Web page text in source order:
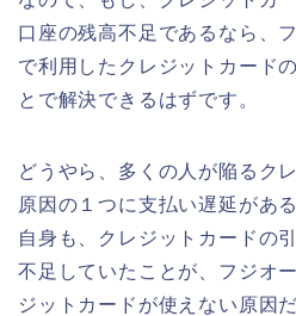
口座の残高不足であるなら、
で利用したクレジットカード
とで解決できるはずです。
どうやら、多くの人が陥るク
原因の１つに支払い遅延があ
自身も、クレジットカードの
不足していたことが、フジオ
ジットカードが使えない原因